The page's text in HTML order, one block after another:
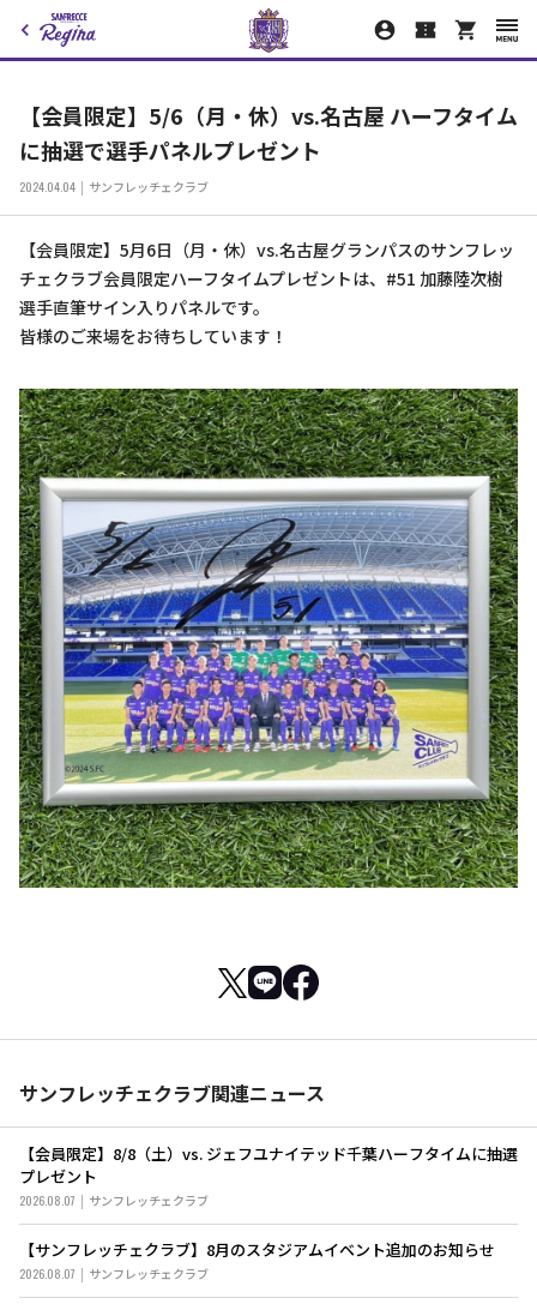
【会員限定】5/6（月・休）vs.名古屋 ハーフタイム
に抽選で選手パネルプレゼント
2024.04.04 サンフレッチェクラブ
【会員限定】5月6日（月・休）vs.名古屋グランパスのサンフレッ
チェクラブ会員限定ハーフタイムプレゼントは、#51 加藤陸次樹
選手直筆サイン入りパネルです。
皆様のご来場をお待ちしています！
サンフレッチェクラブ関連ニュース
【会員限定】8/8（土）vs. ジェフユナイテッド千葉ハーフタイムに抽選
プレゼント
2026.08.07 サンフレッチェクラブ
【サンフレッチェクラブ】8月のスタジアムイベント追加のお知らせ
2026.08.07 サンフレッチェクラブ